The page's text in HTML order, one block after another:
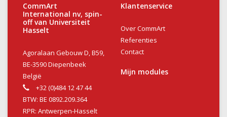
CommArt
International nv, spin-
off van Universiteit
Hasselt
Agoralaan Gebouw D, B59,
BE-3590 Diepenbeek
België
+32 (0)484 12 47 44
BTW: BE 0892.209.364
RPR: Antwerpen-Hasselt
Klantenservice
Over CommArt
Referenties
Contact
Mijn modules